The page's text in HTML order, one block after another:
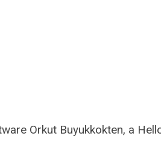
Orkut Buyukkokten, a